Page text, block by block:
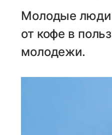
Молодые люди
от кофе в
молодежи.